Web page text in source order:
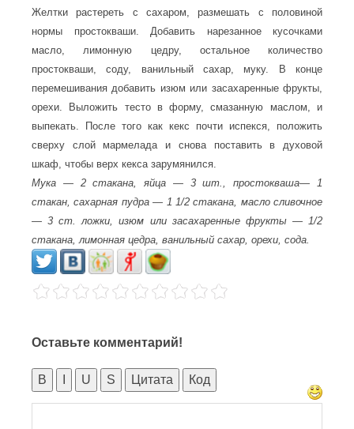
Желтки растереть с сахаром, размешать с половиной
нормы простокваши. Добавить нарезанное кусочками
масло, лимонную цедру, остальное количество
простокваши, соду, ванильный сахар, муку. В конце
перемешивания добавить изюм или засахаренные фрукты,
орехи. Выложить тесто в форму, смазанную маслом, и
выпекать. После того как кекс почти испекся, положить
сверху слой мармелада и снова поставить в духовой
шкаф, чтобы верх кекса зарумянился.
Мука — 2 стакана, яйца — 3 шт., простокваша— 1
стакан, сахарная пудра — 1 1/2 стакана, масло сливочное
— 3 ст. ложки, изюм или засахаренные фрукты — 1/2
стакана, лимонная цедра, ванильный сахар, орехи, сода.
Оставьте комментарий!
B U S Цитата Код